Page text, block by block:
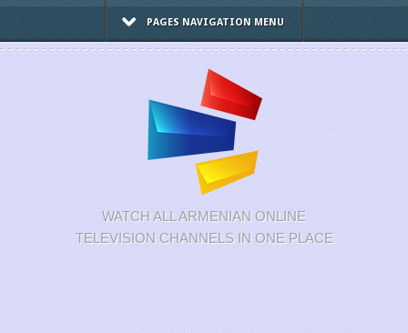
PAGES NAVIGATION MENU
WATCH ALL ARMENIAN ONLINE
TELEVISION CHANNELS IN ONE PLACE